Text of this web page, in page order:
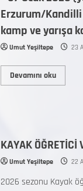
Erzurum/Kandilli
kamp ve yarışa
Umut Yeşiltepe 23
Devamını oku
KAYAK ÖĞRETİCİ
Umut Yeşiltepe 22
2026 sezonu Kayak